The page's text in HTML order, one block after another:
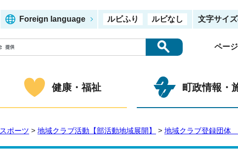
Foreign language ルビふり ルビなし 文字サイ
ペー
健康・福祉 町政情報・
スポーツ > 地域クラブ活動【部活動地域展開】 > 地域クラブ登録団体